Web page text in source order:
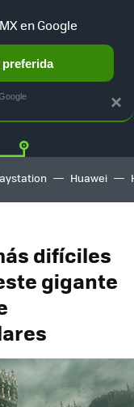
Twitter
Huawei
difíciles
gigante
×
en Google